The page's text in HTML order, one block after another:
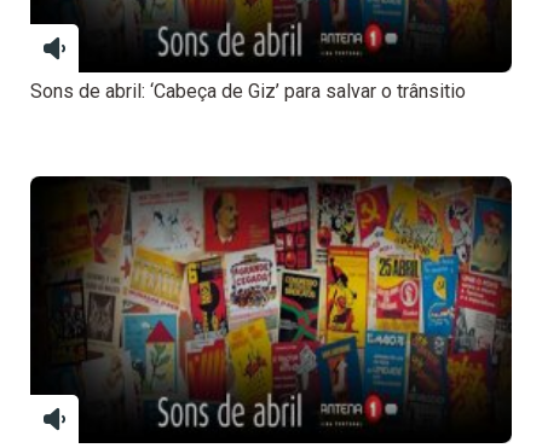
Sons de abril: ‘Cabeça de Giz’ para salvar o trânsitio